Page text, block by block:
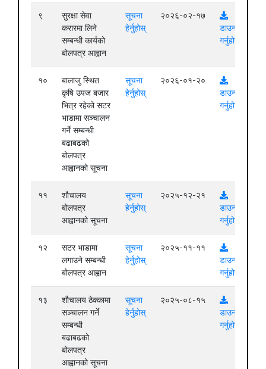
९
सुरक्षा सेवा
करारमा लिने
सम्बन्धी कार्यको
बोलपत्र आह्वान
सूचना
हेर्नुहोस्
२०२६-०२-१७
डाउनलोड
गर्नुहोस्
१०
बालाजु स्थित
कृषि उपज बजार
भित्र रहेको सटर
भाडामा सञ्चालन
गर्ने सम्बन्धी
बढाबढको
बोलपत्र
आह्वानको सूचना
सूचना
हेर्नुहोस्
२०२६-०१-२०
डाउनलोड
गर्नुहोस्
११
शौचालय
बोलपत्र
आह्वानको सूचना
सूचना
हेर्नुहोस्
२०२५-१२-२१
डाउनलोड
गर्नुहोस्
१२
सटर भाडामा
लगाउने सम्बन्धी
बोलपत्र आह्वान
सूचना
हेर्नुहोस्
२०२५-११-११
डाउनलोड
गर्नुहोस्
१३
शौचालय ठेक्कामा
सञ्चालन गर्ने
सम्बन्धी
बढाबढको
बोलपत्र
आह्वानको सूचना
सूचना
हेर्नुहोस्
२०२५-०८-१५
डाउनलोड
गर्नुहोस्